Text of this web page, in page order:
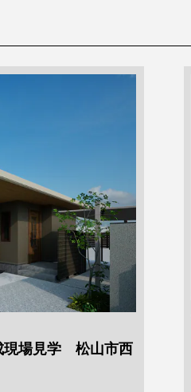
現場見学 松山市西